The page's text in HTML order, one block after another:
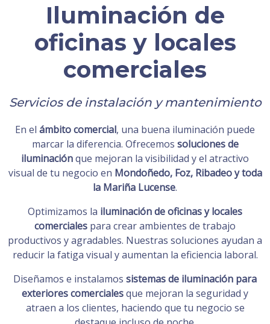
Iluminación de
oficinas y locales
comerciales
Servicios de instalación y mantenimiento
En el ámbito comercial, una buena iluminación puede
marcar la diferencia. Ofrecemos soluciones de
iluminaciónque mejoran la visibilidad y el atractivo
visual de tu negocio en Mondoñedo, Foz, Ribadeo y toda
la Mariña Lucense.
Optimizamos la iluminación de oficinas y locales
comerciales para crear ambientes de trabajo
productivos y agradables. Nuestras soluciones ayudan a
reducir la fatiga visual y aumentan la eficiencia laboral.
Diseñamos e instalamos sistemas de iluminación para
exteriores comercialesque mejoran la seguridad y
atraen a los clientes, haciendo que tu negocio se